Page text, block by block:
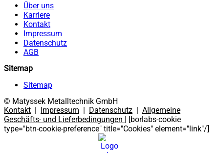
Über uns
Karriere
Kontakt
Impressum
Datenschutz
AGB
Sitemap
Sitemap
© Matyssek Metalltechnik GmbH
Kontakt | Impressum | Datenschutz | Allgemeine
Geschäfts- und Lieferbedingungen | [borlabs-cookie
type="btn-cookie-preference" title="Cookies" element="link"/]